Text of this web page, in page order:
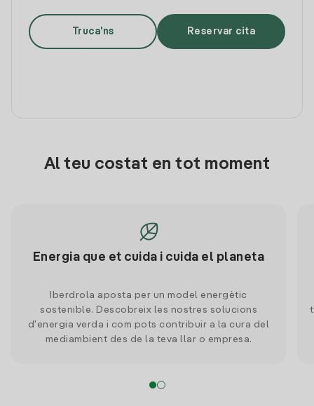
Truca'ns Reservar cita
Al teu costat en tot moment
Energia que et cuida i cuida el planeta
Iberdrola aposta per un model energètic
sostenible. Descobreix les nostres solucions
d'energia verda i com pots contribuir a la cura del
mediambient des de la teva llar o empresa.